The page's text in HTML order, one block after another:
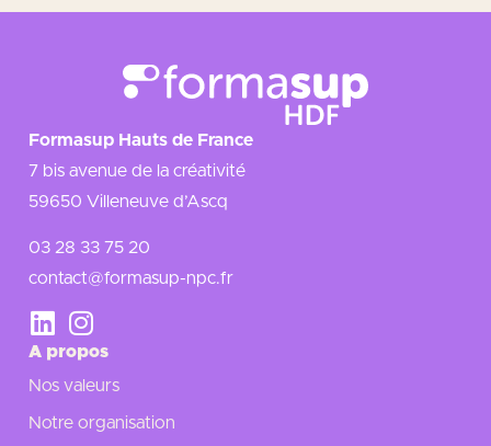
Formasup Hauts de France
7 bis avenue de la créativité
59650 Villeneuve d’Ascq
03 28 33 75 20
contact@formasup-npc.fr
A propos
Nos valeurs
Notre organisation